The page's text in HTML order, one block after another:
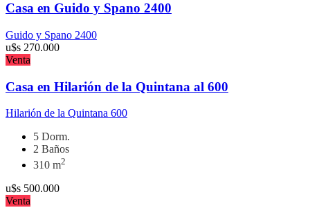
Casa en Guido y Spano 2400
Guido y Spano 2400
u$s 270.000
Venta
Casa en Hilarión de la Quintana al 600
Hilarión de la Quintana 600
5 Dorm.
2 Baños
310 m2
u$s 500.000
Venta